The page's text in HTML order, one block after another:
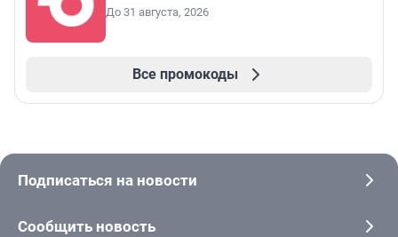
До 31 августа, 2026
Все промокоды
Подписаться на новости
Сообщить новость